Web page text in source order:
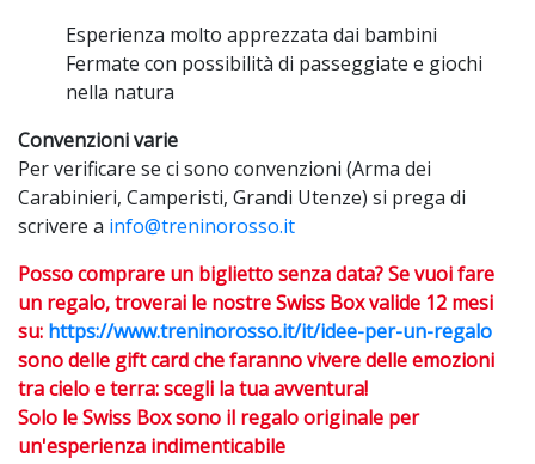
Esperienza molto apprezzata dai bambini
Fermate con possibilità di passeggiate e giochi
nella natura
Convenzioni varie
Per verificare se ci sono convenzioni (Arma dei
Carabinieri, Camperisti, Grandi Utenze) si prega di
scrivere a info@treninorosso.it
Posso comprare un biglietto senza data? Se vuoi fare
un regalo, troverai le nostre Swiss Box valide 12 mesi
su: https://www.treninorosso.it/it/idee-per-un-regalo
sono delle gift card che faranno vivere delle emozioni
tra cielo e terra: scegli la tua avventura!
Solo le Swiss Box sono il regalo originale per
un'esperienza indimenticabile